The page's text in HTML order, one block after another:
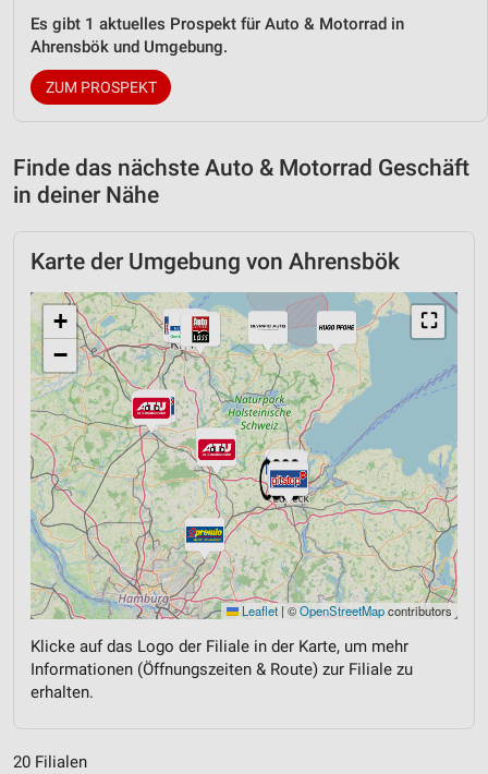
Es gibt 1 aktuelles Prospekt für Auto & Motorrad in
Ahrensbök und Umgebung.
ZUM PROSPEKT
Finde das nächste Auto & Motorrad Geschäft
in deiner Nähe
Karte der Umgebung von Ahrensbök
⛶
+
−
Leaflet | ©OpenStreetMapcontributors
Klicke auf das Logo der Filiale in der Karte, um mehr
Informationen (Öffnungszeiten & Route) zur Filiale zu
erhalten.
20 Filialen